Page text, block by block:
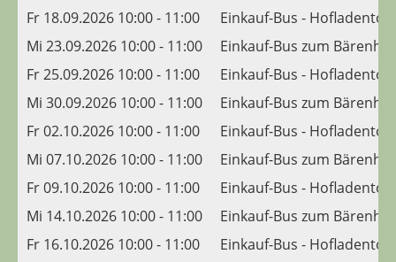
Fr 18.09.2026 10:00 - 11:00
Einkauf-Bus -
Mi 23.09.2026 10:00 - 11:00
Einkauf-Bus zum
Fr 25.09.2026 10:00 - 11:00
Einkauf-Bus -
Mi 30.09.2026 10:00 - 11:00
Einkauf-Bus zum
Fr 02.10.2026 10:00 - 11:00
Einkauf-Bus -
Mi 07.10.2026 10:00 - 11:00
Einkauf-Bus zum
Fr 09.10.2026 10:00 - 11:00
Einkauf-Bus -
Mi 14.10.2026 10:00 - 11:00
Einkauf-Bus zum
Fr 16.10.2026 10:00 - 11:00
Einkauf-Bus -